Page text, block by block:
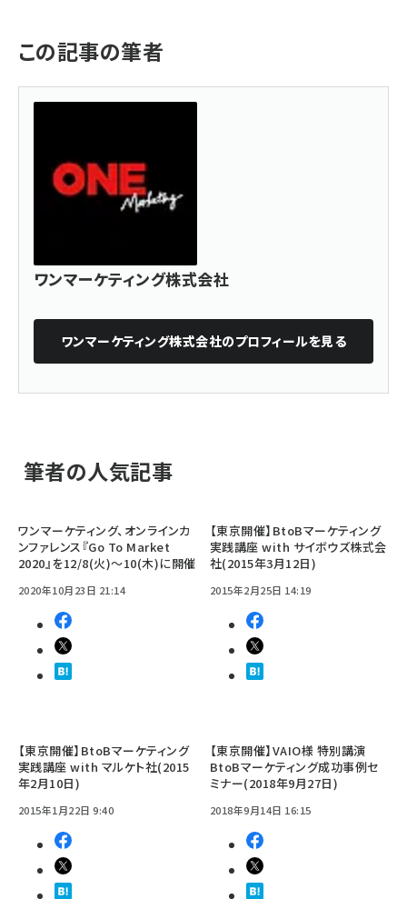
この記事の筆者
ワンマーケティング株式会社
ワンマーケティング株式会社のプロフィールを見る
筆者の人気記事
ワンマーケティング、オンラインカ
ンファレンス『Go To Market
2020』を12/8(火)～10(木)に開催
2020年10月23日 21:14
【東京開催】BtoBマーケティング
実践講座 with サイボウズ株式会
社(2015年3月12日)
2015年2月25日 14:19
【東京開催】BtoBマーケティング
実践講座 with マルケト社(2015
年2月10日)
2015年1月22日 9:40
【東京開催】VAIO様 特別講演
BtoBマーケティング成功事例セ
ミナー(2018年9月27日)
2018年9月14日 16:15